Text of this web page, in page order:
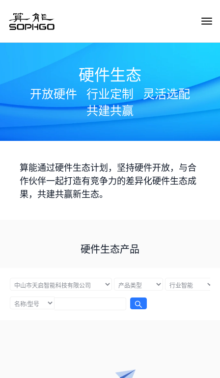
硬件生态
开放硬件 行业定制
灵活选配
共建共赢
算能通过硬件生态计划，坚持硬件开放，与合
作伙伴一起打造有竞争力的差异化硬件生态成
果，共建共赢新生态。
硬件生态产品